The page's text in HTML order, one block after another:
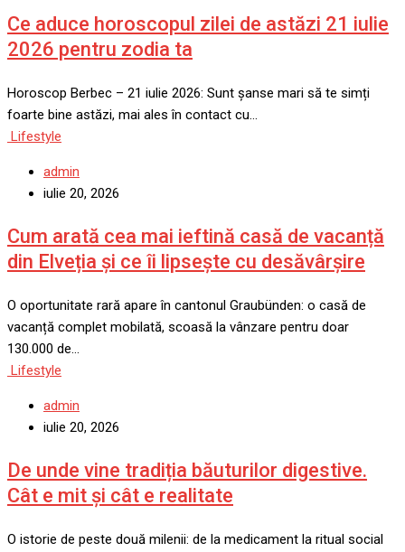
Ce aduce horoscopul zilei de astăzi 21 iulie
2026 pentru zodia ta
Horoscop Berbec – 21 iulie 2026: Sunt șanse mari să te simți
foarte bine astăzi, mai ales în contact cu…
Lifestyle
admin
iulie 20, 2026
Cum arată cea mai ieftină casă de vacanță
din Elveția și ce îi lipsește cu desăvârșire
O oportunitate rară apare în cantonul Graubünden: o casă de
vacanță complet mobilată, scoasă la vânzare pentru doar
130.000 de…
Lifestyle
admin
iulie 20, 2026
De unde vine tradiția băuturilor digestive.
Cât e mit și cât e realitate
O istorie de peste două milenii: de la medicament la ritual social